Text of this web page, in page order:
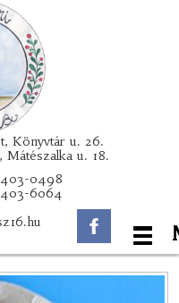
Könyvtár u. 26.
Mátészalka u. 18.
0498
6064